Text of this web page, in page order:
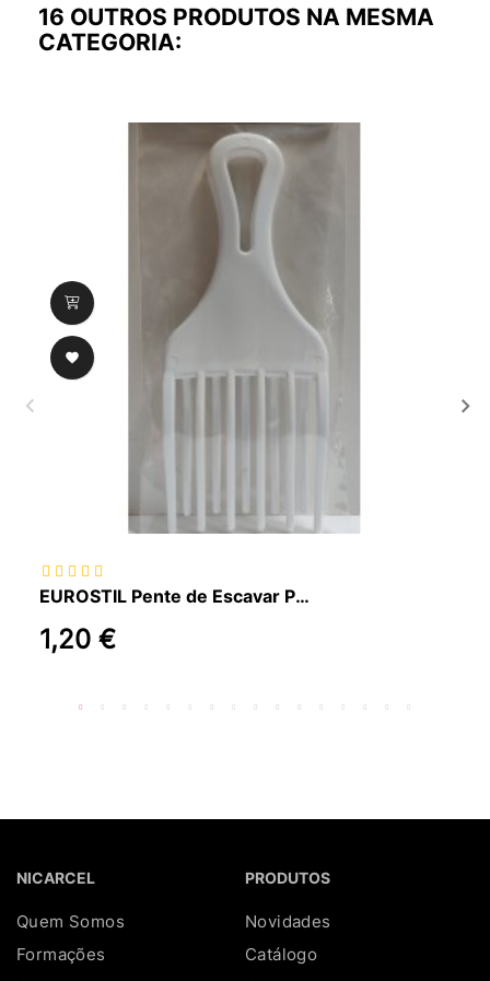
16 OUTROS PRODUTOS NA MESMA
CATEGORIA:

EUROSTIL Pente de Escavar Pequeno
1,20 €
NICARCEL
Quem Somos
Formações
PRODUTOS
Novidades
Catálogo